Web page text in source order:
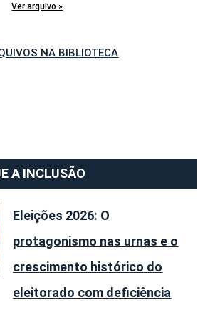
Ver arquivo »
NA BIBLIOTECA
A INCLUSÃO
Eleições 2026: O
protagonismo nas urnas e o
crescimento histórico do
eleitorado com deficiência